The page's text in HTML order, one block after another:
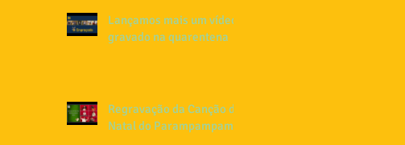
Lançamos mais um vídeo
gravado na quarentena
Regravação da Canção de
Natal do Parampampam